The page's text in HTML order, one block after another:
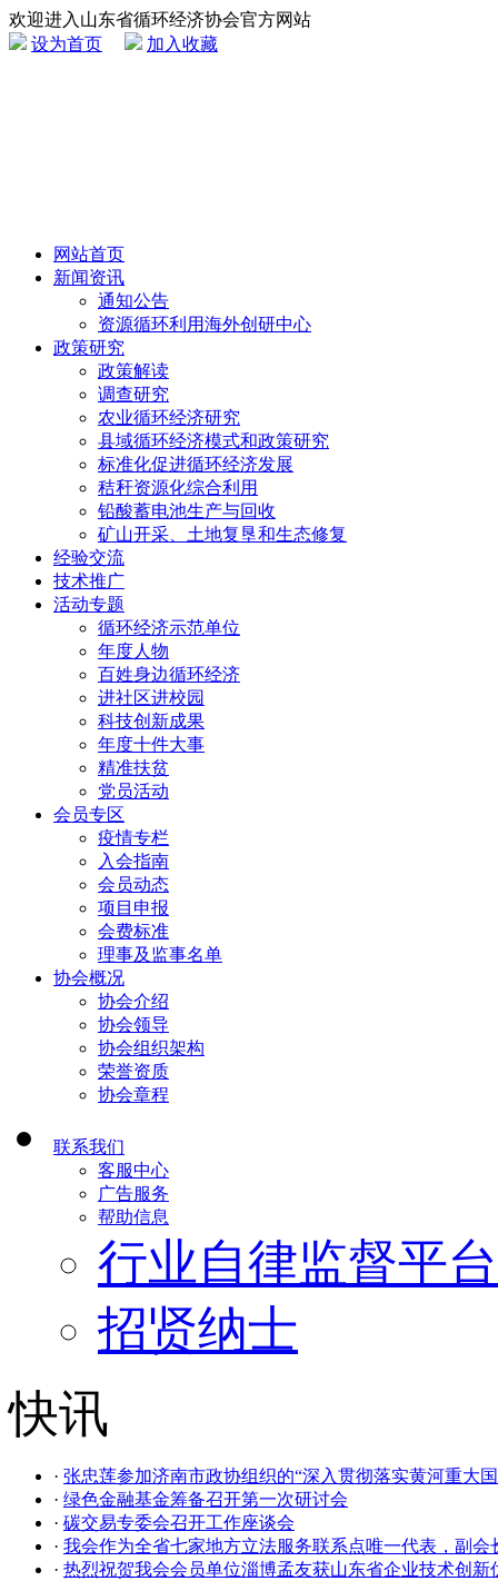
欢迎进入山东省循环经济协会官方网站
设为首页
加入收藏
网站首页
新闻资讯
通知公告
资源循环利用海外创研中心
政策研究
政策解读
调查研究
农业循环经济研究
县域循环经济模式和政策研究
标准化促进循环经济发展
秸秆资源化综合利用
铅酸蓄电池生产与回收
矿山开采、土地复垦和生态修复
经验交流
技术推广
活动专题
循环经济示范单位
年度人物
百姓身边循环经济
进社区进校园
科技创新成果
年度十件大事
精准扶贫
党员活动
会员专区
疫情专栏
入会指南
会员动态
项目申报
会费标准
理事及监事名单
协会概况
协会介绍
协会领导
协会组织架构
荣誉资质
协会章程
联系我们
客服中心
广告服务
帮助信息
行业自律监督平台
招贤纳士
快讯
· 张忠莲参加济南市政协组织的“深入贯彻落实黄河重大
· 绿色金融基金筹备召开第一次研讨会
· 碳交易专委会召开工作座谈会
· 我会作为全省七家地方立法服务联系点唯一代表，副
· 热烈祝贺我会会员单位淄博孟友获山东省企业技术创新